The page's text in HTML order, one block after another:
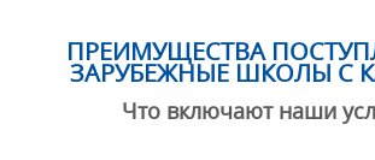
ПРЕИМУЩЕСТВА
ЗАРУБЕЖНЫЕ ШКОЛЫ С
Что включают наши